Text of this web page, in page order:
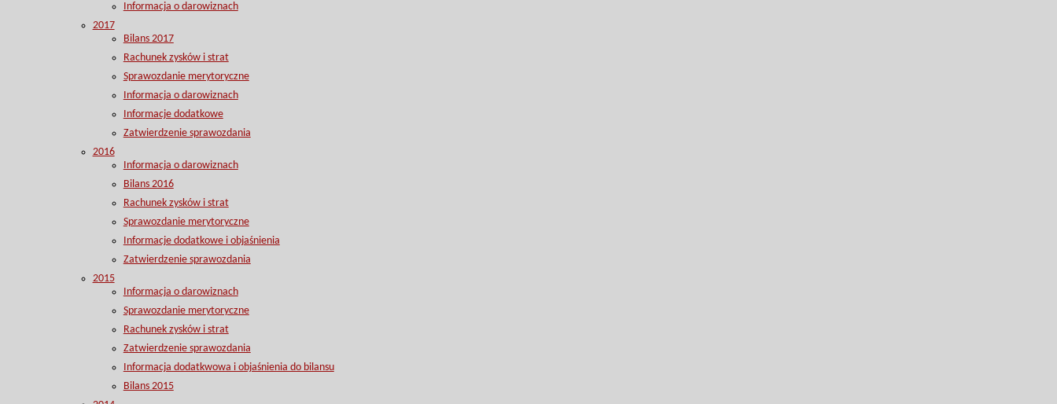
Informacja o darowiznach
2017
Bilans 2017
Rachunek zysków i strat
Sprawozdanie merytoryczne
Informacja o darowiznach
Informacje dodatkowe
Zatwierdzenie sprawozdania
2016
Informacja o darowiznach
Bilans 2016
Rachunek zysków i strat
Sprawozdanie merytoryczne
Informacje dodatkowe i objaśnienia
Zatwierdzenie sprawozdania
2015
Informacja o darowiznach
Sprawozdanie merytoryczne
Rachunek zysków i strat
Zatwierdzenie sprawozdania
Informacja dodatkwowa i objaśnienia do bilansu
Bilans 2015